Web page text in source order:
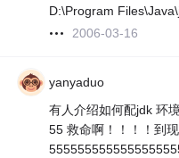
D:\Program
2006-03-16
yanyaduo
有人介绍如何配jdk 环
55 救命啊！！！！到